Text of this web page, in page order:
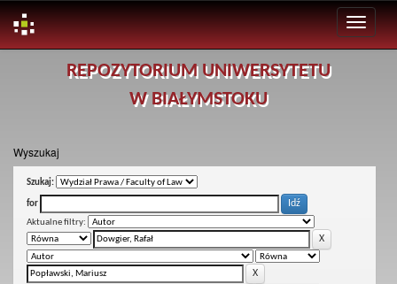
REPOZYTORIUM UNIWERSYTETU
W BIAŁYMSTOKU
Wyszukaj
Szukaj:
for
Aktualne filtry: